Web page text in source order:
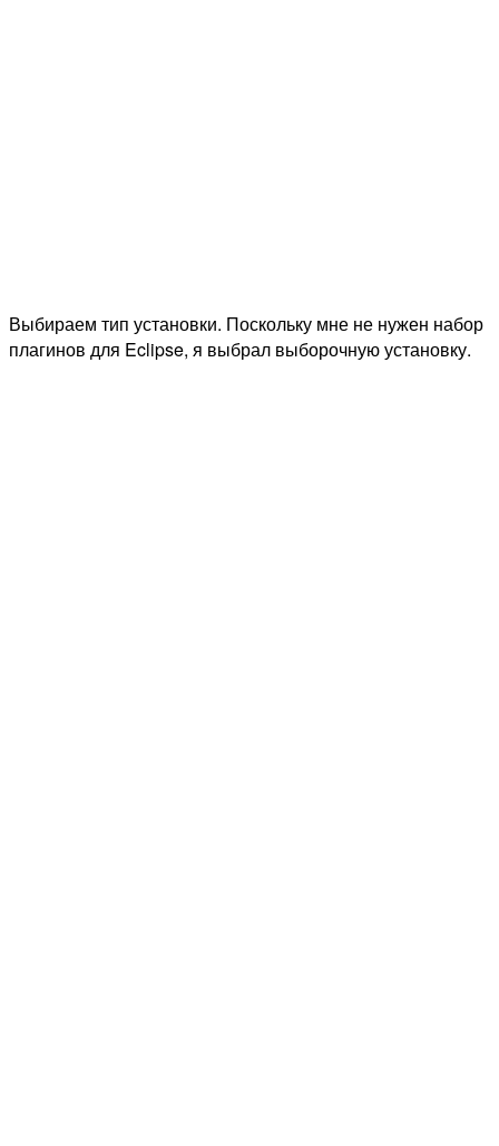
Выбираем тип установки. Поскольку мне не нужен набор
плагинов для Eclipse, я выбрал выборочную установку.